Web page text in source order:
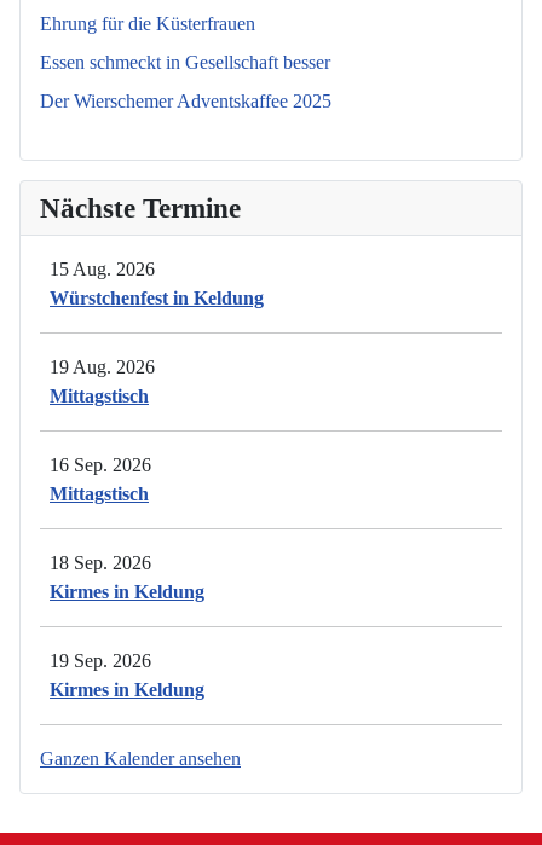
Ehrung für die Küsterfrauen
Essen schmeckt in Gesellschaft besser
Der Wierschemer Adventskaffee 2025
Nächste Termine
15 Aug. 2026
Würstchenfest in Keldung
19 Aug. 2026
Mittagstisch
16 Sep. 2026
Mittagstisch
18 Sep. 2026
Kirmes in Keldung
19 Sep. 2026
Kirmes in Keldung
Ganzen Kalender ansehen